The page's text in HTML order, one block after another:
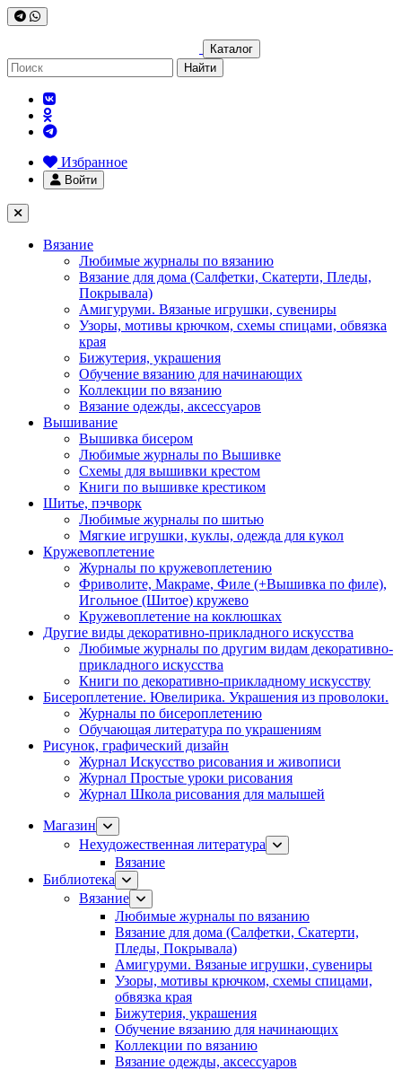
Каталог
Найти
Избранное
Войти
Вязание
Любимые журналы по вязанию
Вязание для дома (Салфетки, Скатерти, Пледы,
Покрывала)
Амигуруми. Вязаные игрушки, сувениры
Узоры, мотивы крючком, схемы спицами, обвязка
края
Бижутерия, украшения
Обучение вязанию для начинающих
Коллекции по вязанию
Вязание одежды, аксессуаров
Вышивание
Вышивка бисером
Любимые журналы по Вышивке
Схемы для вышивки крестом
Книги по вышивке крестиком
Шитье, пэчворк
Любимые журналы по шитью
Мягкие игрушки, куклы, одежда для кукол
Кружевоплетение
Журналы по кружевоплетению
Фриволите, Макраме, Филе (+Вышивка по филе),
Игольное (Шитое) кружево
Кружевоплетение на коклюшках
Другие виды декоративно-прикладного искусства
Любимые журналы по другим видам декоративно-
прикладного искусства
Книги по декоративно-прикладному искусству
Бисероплетение. Ювелирика. Украшения из проволоки.
Журналы по бисероплетению
Обучающая литература по украшениям
Рисунок, графический дизайн
Журнал Искусство рисования и живописи
Журнал Простые уроки рисования
Журнал Школа рисования для малышей
Магазин
Нехудожественная литература
Вязание
Библиотека
Вязание
Любимые журналы по вязанию
Вязание для дома (Салфетки, Скатерти,
Пледы, Покрывала)
Амигуруми. Вязаные игрушки, сувениры
Узоры, мотивы крючком, схемы спицами,
обвязка края
Бижутерия, украшения
Обучение вязанию для начинающих
Коллекции по вязанию
Вязание одежды, аксессуаров